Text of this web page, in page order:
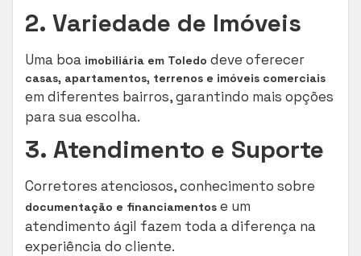
2. Variedade de Imóveis
Uma boa imobiliária em Toledo deve oferecer
casas, apartamentos, terrenos e imóveis comerciais
em diferentes bairros, garantindo mais opções
para sua escolha.
3. Atendimento e Suporte
Corretores atenciosos, conhecimento sobre
documentação e financiamentos e um
atendimento ágil fazem toda a diferença na
experiência do cliente.